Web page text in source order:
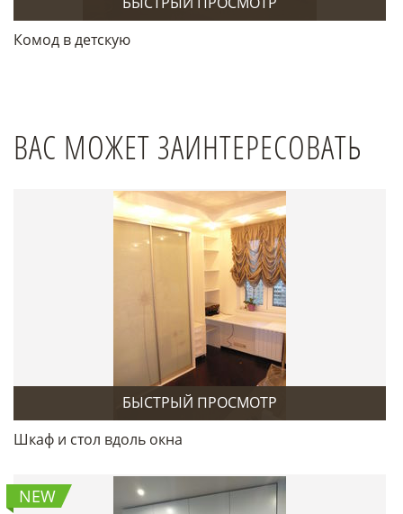
Комод в детскую
ВАС МОЖЕТ ЗАИНТЕРЕСОВАТЬ
БЫСТРЫЙ ПРОСМОТР
Шкаф и стол вдоль окна
NEW